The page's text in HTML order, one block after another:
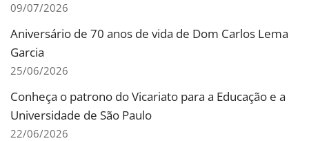
09/07/2026
Aniversário de 70 anos de vida de Dom Carlos Lema
Garcia
25/06/2026
Conheça o patrono do Vicariato para a Educação e a
Universidade de São Paulo
22/06/2026